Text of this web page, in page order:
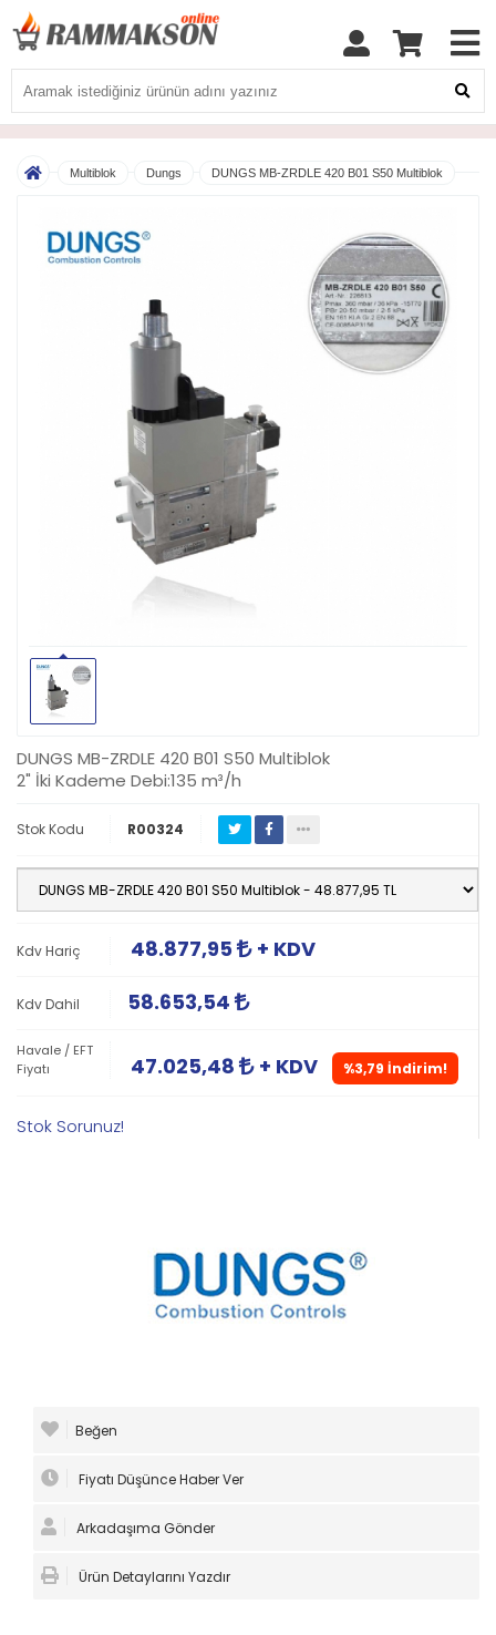
Multiblok Dungs DUNGS MB-ZRDLE 420 B01 S50 Multiblok
DUNGS MB-ZRDLE 420 B01 S50 Multiblok
2" İki Kademe Debi:135 m³/h
Stok Kodu R00324
Kdv Hariç 48.877,95 + KDV
Kdv Dahil 58.653,54
Havale / EFT
Fiyatı
47.025,48 + KDV %3,79 İndirim!
Stok Sorunuz!
Beğen
Fiyatı Düşünce Haber Ver
Arkadaşıma Gönder
Ürün Detaylarını Yazdır